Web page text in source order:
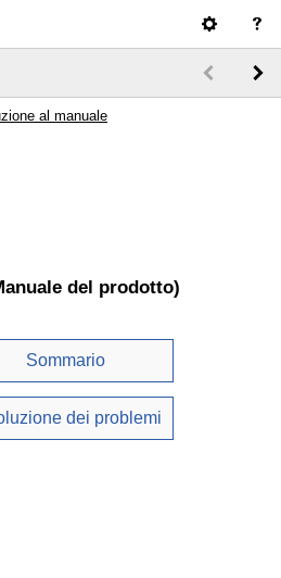
al manuale
del prodotto)
Sommario
dei problemi